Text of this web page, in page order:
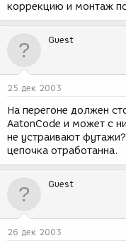
коррекцию и монтаж
Guest
25 дек 2003
На перегоне должен
AatonCode и может с
не устраивают
цепочка отработанна.
Guest
26 дек 2003